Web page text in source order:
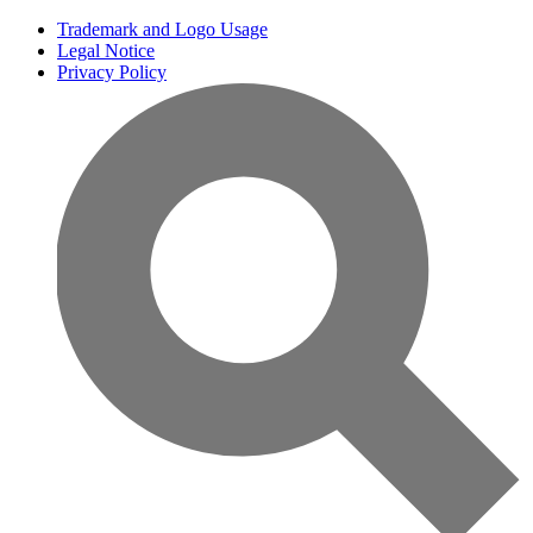
Trademark and Logo Usage
Legal Notice
Privacy Policy